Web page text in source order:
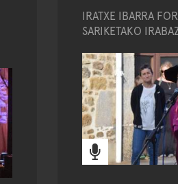
IRATXE IBARRA
SARIKETAKO